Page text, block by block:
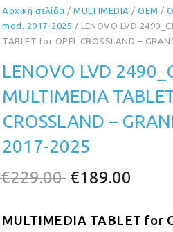
Αρχική σελίδα /MULTIMEDIA /OEM /
mod. 2017-2025 / LENOVO LVD
TABLET for OPEL CROSSLAND –
LENOVO LVD
MULTIMEDIA
CROSSLAND –
2017-2025
€229.00 Original
was:
€189.00
τιμή
MULTIMEDIA TABLET for